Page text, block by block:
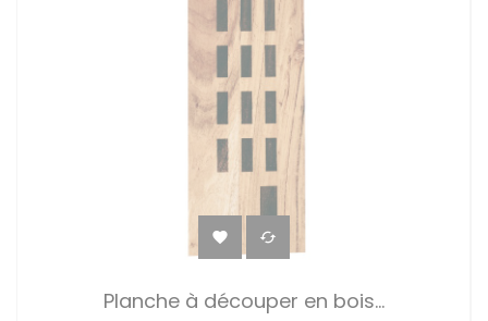
 
Planche à découper en bois...